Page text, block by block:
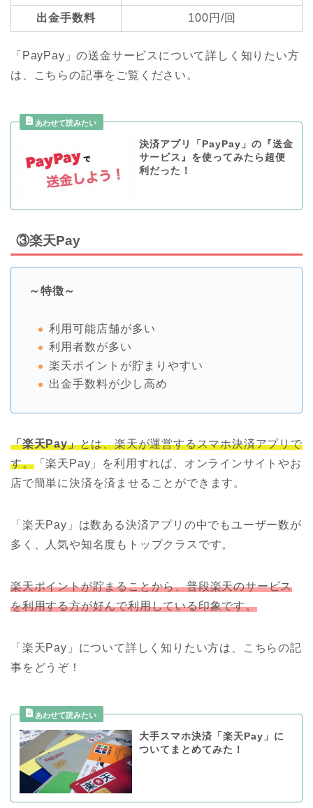
出金手数料 100円/回
「PayPay」の送金サービスについて詳しく知りたい方
は、こちらの記事をご覧ください。
決済アプリ「PayPay」の『送金
サービス』を使ってみたら超便
利だった！
③楽天Pay
～特徴～
利用可能店舗が多い
利用者数が多い
楽天ポイントが貯まりやすい
出金手数料が少し高め
「楽天Pay」とは、楽天が運営するスマホ決済アプリで
す。「楽天Pay」を利用すれば、オンラインサイトやお
店で簡単に決済を済ませることができます。
「楽天Pay」は数ある決済アプリの中でもユーザー数が
多く、人気や知名度もトップクラスです。
楽天ポイントが貯まることから、普段楽天のサービス
を利用する方が好んで利用している印象です。
「楽天Pay」について詳しく知りたい方は、こちらの記
事をどうぞ！
大手スマホ決済「楽天Pay」に
ついてまとめてみた！